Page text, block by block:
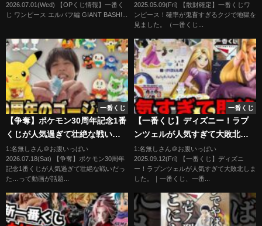
め！
2026.07.01(Wed) 【OPくじ情報】一番く
じ ワンピース エルバフ編 GIANT BASH!...
ンピース、一番賞）
2025.05.09(Fri) 【散財確定】一番くじワ
ンピース！確率が鬼畜すぎるクジで地獄を
見ました。（一番くじ...
一番くじ
【争奪】ポケモン30周年記念1番
くじが人気過ぎて壮絶な戦いだ
った…
1:名無しさん＠お腹いっぱい
2026.07.18(Sat) 【争奪】ポケモン30周年
記念1番くじが人気過ぎて壮絶な戦いだっ
た…って動画が話題...
一番くじ
【一番くじ】ディズニー！ラプ
ンツェルが人気すぎて大敗北し
ました。｜一番くじ、一番賞、
ディズニー
1:名無しさん＠お腹いっぱい
2025.09.12(Fri) 【一番くじ】ディズニ
ー！ラプンツェルが人気すぎて大敗北しま
した。｜一番くじ、一番...